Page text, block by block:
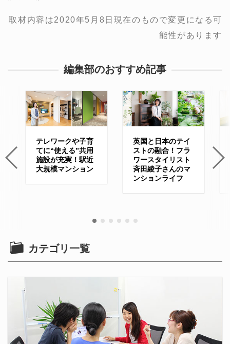
取材内容は2020年5月8日現在のもので変更になる可
能性があります
編集部のおすすめ記事
テレワークや子育
てに“使える”共用
施設が充実！駅近
大規模マンション
英国と日本のテイ
ストの融合！フラ
ワースタイリスト
斉田綾子さんのマ
ンションライフ
カテゴリ一覧